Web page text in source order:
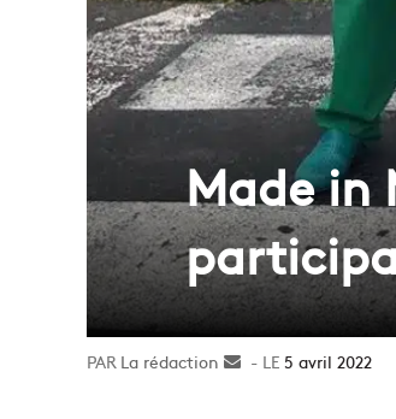
Made in
La rédaction
Envoyer5 avril 2022